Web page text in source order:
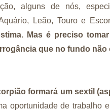
alguns de nós,
Leão, Touro e
Mas é preciso
que no fundo não
formará um sextil
oportunidade de trabalho